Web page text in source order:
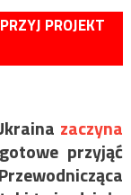
PROJEKT
zaczyna
przyjąć